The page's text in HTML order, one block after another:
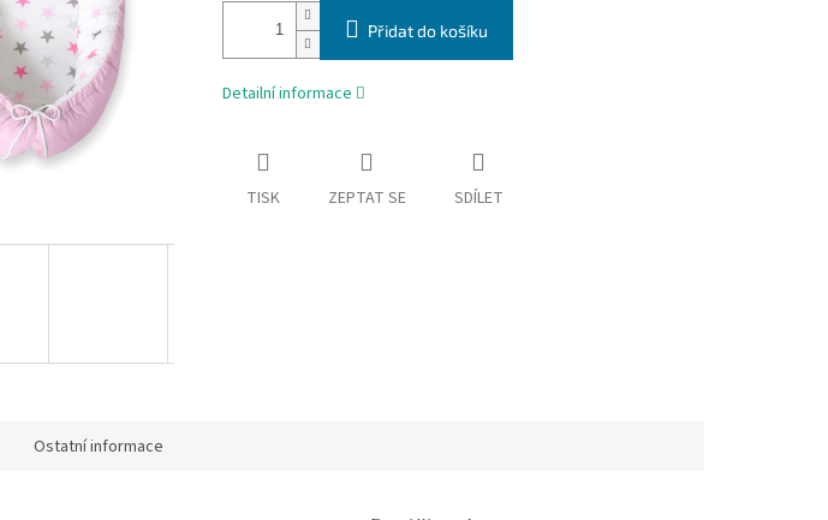
Přidat do košíku
Detailní informace
TISK ZEPTAT SE SDÍLET
Ostatní informace